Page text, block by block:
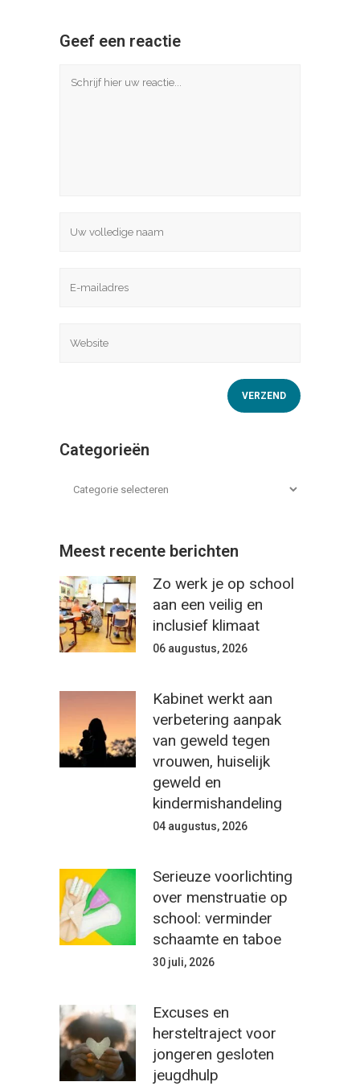
Geef een reactie
Categorieën
Meest recente berichten
Zo werk je op school
aan een veilig en
inclusief klimaat
06 augustus, 2026
Kabinet werkt aan
verbetering aanpak
van geweld tegen
vrouwen, huiselijk
geweld en
kindermishandeling
04 augustus, 2026
Serieuze voorlichting
over menstruatie op
school: verminder
schaamte en taboe
30 juli, 2026
Excuses en
hersteltraject voor
jongeren gesloten
jeugdhulp